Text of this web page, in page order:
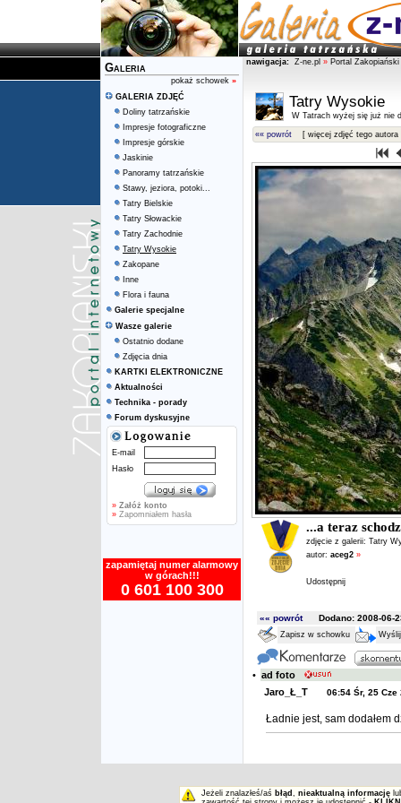
Galeria
pokaż schowek »
GALERIA ZDJĘĆ
Doliny tatrzańskie
Impresje fotograficzne
Impresje górskie
Jaskinie
Panoramy tatrzańskie
Stawy, jeziora, potoki...
Tatry Bielskie
Tatry Słowackie
Tatry Zachodnie
Tatry Wysokie
Zakopane
Inne
Flora i fauna
Galerie specjalne
Wasze galerie
Ostatnio dodane
Zdjęcia dnia
KARTKI ELEKTRONICZNE
Aktualności
Technika - porady
Forum dyskusyjne
E-mail
Hasło
» Załóż konto
» Zapomniałem hasła
zapamiętaj numer alarmowy
w górach!!!
0 601 100 300
nawigacja: Z-ne.pl » Portal Zakopiański
Tatry Wysokie
W Tatrach wyżej się już nie
«« powrót [ więcej zdjęć tego autora
...a teraz
zdjęcie z galerii: Tatry
autor: aceg2 »
Udostępnij
«« powrótDodano: 2008-06-
Zapisz w schowku
• ad foto
Jaro_Ł_T
06:54 Śr, 25 Cze
Ładnie jest, sam dodałem
Jeżeli znalazłeś/aś błąd , nieaktualną informację